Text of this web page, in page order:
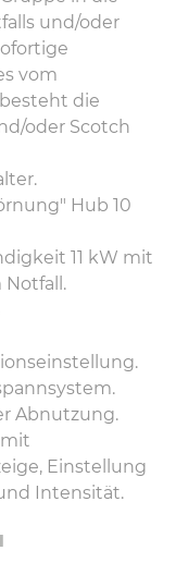
und/oder
vom
die
oder Scotch
Hub 10
11 kW mit
Abnutzung.
Einstellung
Intensität.